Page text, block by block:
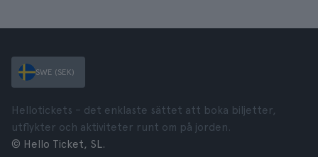
SWE (SEK)
Hellotickets – det enklaste sättet att boka biljetter,
utflykter och aktiviteter runt om på jorden.
© Hello Ticket, SL.